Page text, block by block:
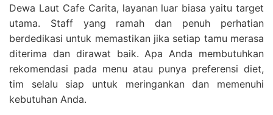
Dewa Laut Cafe Carita, layanan luar biasa yaitu target
utama. Staff yang ramah dan penuh perhatian
berdedikasi untuk memastikan jika setiap tamu merasa
diterima dan dirawat baik. Apa Anda membutuhkan
rekomendasi pada menu atau punya preferensi diet,
tim selalu siap untuk meringankan dan memenuhi
kebutuhan Anda.